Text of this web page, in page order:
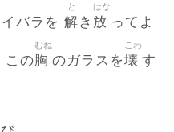
バラを 解
と
き 放
はな
ってよ
この胸
むね
のガラスを壊
こわ
す